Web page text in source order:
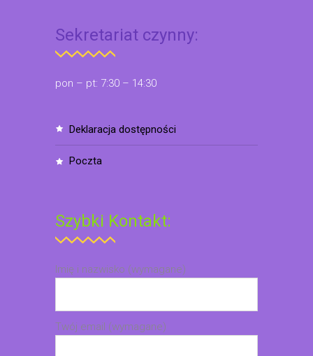
Sekretariat czynny:
pon – pt: 7:30 – 14:30
deklaracja dostępności
poczta
Szybki Kontakt:
Imię i nazwisko (wymagane)
Twój email (wymagane)